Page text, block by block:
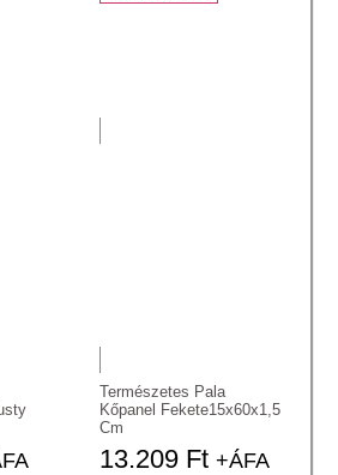
Természetes Pala
Kőpanel Fekete15x60x1,5
Cm
13.209 Ft +ÁFA